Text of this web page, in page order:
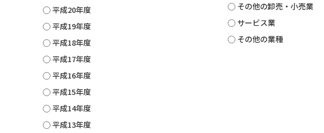
平成20年度
平成19年度
平成18年度
平成17年度
平成16年度
平成15年度
平成14年度
平成13年度
その他の卸売・小売業
サービス業
その他の業種